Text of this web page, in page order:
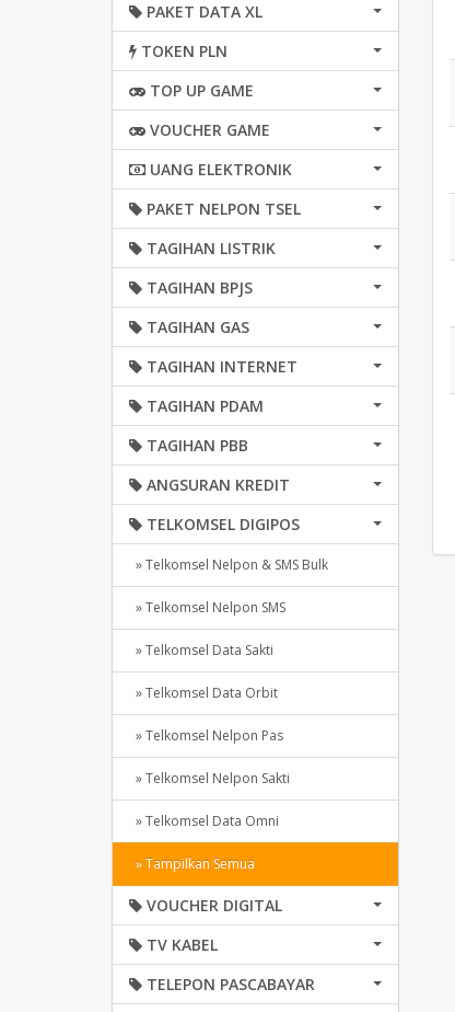
PAKET DATA XL
TOKEN PLN
TOP UP GAME
VOUCHER GAME
UANG ELEKTRONIK
PAKET NELPON TSEL
TAGIHAN LISTRIK
TAGIHAN BPJS
TAGIHAN GAS
TAGIHAN INTERNET
TAGIHAN PDAM
TAGIHAN PBB
ANGSURAN KREDIT
TELKOMSEL DIGIPOS
» Telkomsel Nelpon & SMS Bulk
» Telkomsel Nelpon SMS
» Telkomsel Data Sakti
» Telkomsel Data Orbit
» Telkomsel Nelpon Pas
» Telkomsel Nelpon Sakti
» Telkomsel Data Omni
» Tampilkan Semua
VOUCHER DIGITAL
TV KABEL
TELEPON PASCABAYAR